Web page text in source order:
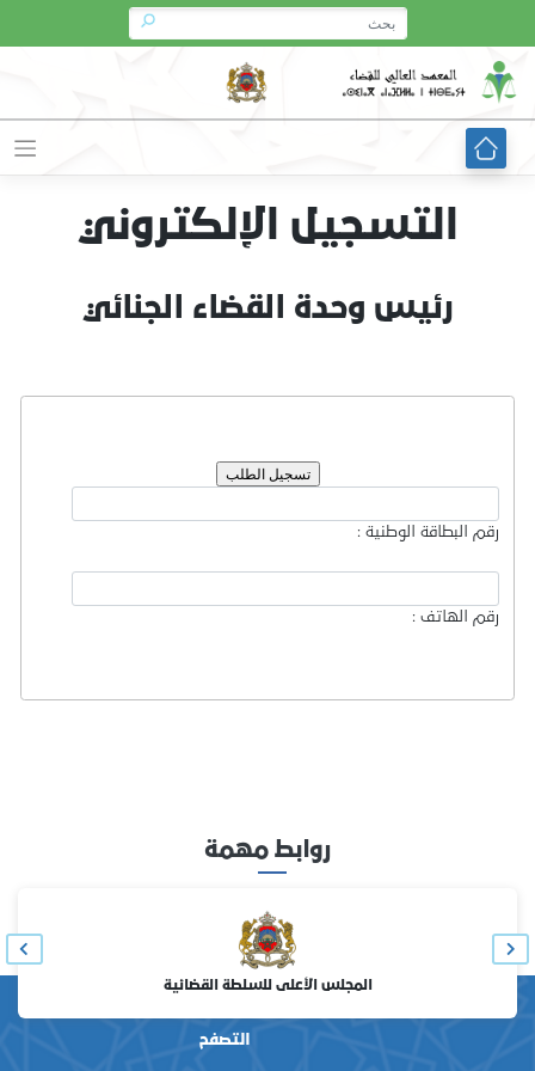
content
التسجيل الإلكتروني
رئيس وحدة القضاء الجنائي
رقم الهاتف :
رقم البطاقة الوطنية :
روابط مهمة
المجلس الأعلى للسلطة القضائية
التصفح